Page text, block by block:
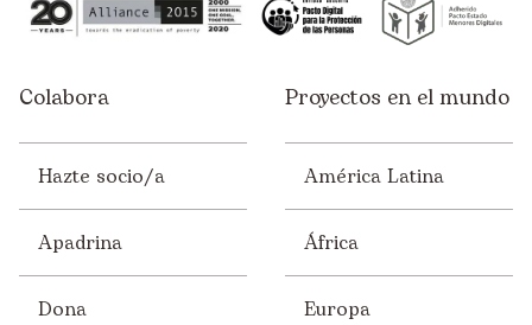
Colabora
Hazte socio/a
Apadrina
Dona
Proyectos en el mundo
América Latina
África
Europa